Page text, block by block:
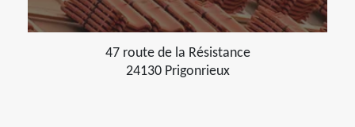
47 route de la Résistance
24130 Prigonrieux